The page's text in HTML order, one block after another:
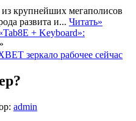
крупнейших мегаполисов
развита и... Читать»
+ Keyboard»:
»
зеркало рабочее сейчас
admin